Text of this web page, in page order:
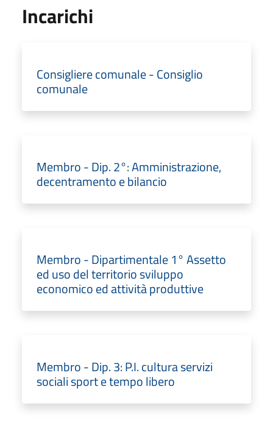
Incarichi
Consigliere comunale - Consiglio
comunale
Membro - Dip. 2°: Amministrazione,
decentramento e bilancio
Membro - Dipartimentale 1° Assetto
ed uso del territorio sviluppo
economico ed attività produttive
Membro - Dip. 3: P.I. cultura servizi
sociali sport e tempo libero